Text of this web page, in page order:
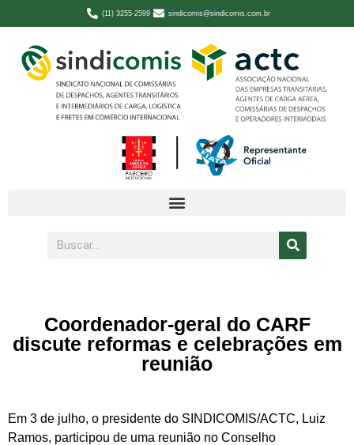
(11) 3255-2599 sindicomis@sindicomis.com.br
Coordenador-geral do CARF
discute reformas e celebrações em
reunião
Em 3 de julho, o presidente do SINDICOMIS/ACTC, Luiz
Ramos, participou de uma reunião no Conselho